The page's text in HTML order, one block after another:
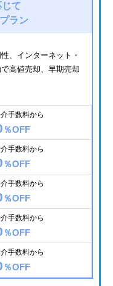
じて
プラン
、インターネット・
高値売却、早期売却
手数料から
％OFF
手数料から
％OFF
手数料から
％OFF
手数料から
％OFF
手数料から
％OFF